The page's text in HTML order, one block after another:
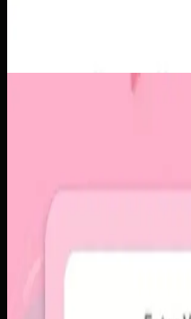
Sebelumnya
Platform sosial umum
tenggelam di antara
untuk selalu tampil